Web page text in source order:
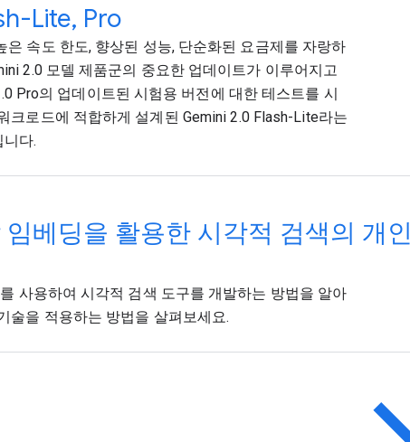
Lite, Pro
속도 한도, 향상된 성능, 단순화된 요금제를 자랑하
2.0 모델 제품군의 중요한 업데이트가 이루어지고
Pro의 업데이트된 시험용 버전에 대한 테스트를 시
크로드에 적합하게 설계된 Gemini 2.0 Flash-Lite라는
다.
베딩을 활용한 시각적 검색의 개인
사용하여 시각적 검색 도구를 개발하는 방법을 알아
술을 적용하는 방법을 살펴보세요.